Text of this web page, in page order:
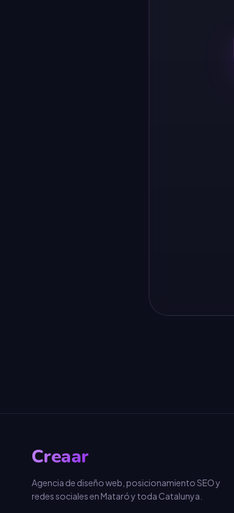
Creaar
Agencia de diseño web, posicionamiento SEO y
redes sociales en Mataró y toda Catalunya.